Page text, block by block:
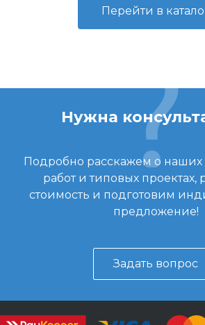
Перейти в
Нужна
Подробно расскажем о наших
работ и типовых проектах,
стоимость и подготовим
предложение!
Задать вопрос